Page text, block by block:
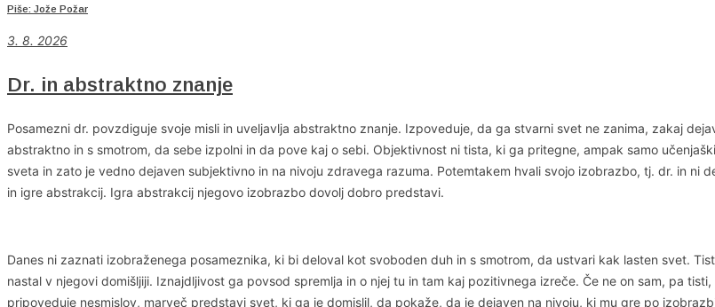
Piše: Jože Požar
3. 8. 2026
Dr. in abstraktno znanje
Posamezni dr. povzdiguje svoje misli in uveljavlja abstraktno znanje. Izpoveduje, da ga stvarni svet ne zanima, zakaj
abstraktno in s smotrom, da sebe izpolni in da pove kaj o sebi. Objektivnost ni tista, ki ga pritegne, ampak samo
sveta in zato je vedno dejaven subjektivno in na nivoju zdravega razuma. Potemtakem hvali svojo izobrazbo, tj. dr. in ni
in igre abstrakcij. Igra abstrakcij njegovo izobrazbo dovolj dobro predstavi.
Danes ni zaznati izobraženega posameznika, ki bi deloval kot svoboden duh in s smotrom, da ustvari kak lasten svet.
nastal v njegovi domišljiji. Iznajdljivost ga povsod spremlja in o njej tu in tam kaj pozitivnega izreče. Če ne on sam, pa
pripoveduje nesmislov, marveč predstavi svet, ki ga je domislil, da pokaže, da je dejaven na nivoju, ki mu gre po